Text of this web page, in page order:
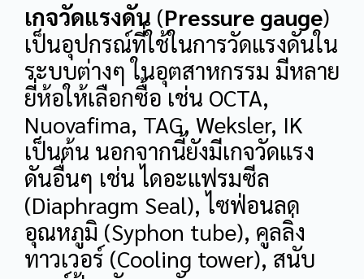
เกจวัดแรงดัน (Pressure gauge)
เป็นอุปกรณ์ที่ใช้ในการวัดแรงดันใน
ระบบต่างๆ ในอุตสาหกรรม มีหลาย
ยี่ห้อให้เลือกซื้อ เช่น OCTA,
Nuovafima, TAG, Weksler, IK
เป็นต้น นอกจากนี้ยังมีเกจวัดแรง
ดันอื่นๆ เช่น ไดอะแฟรมซีล
(Diaphragm Seal), ไซฟ่อนลด
อุณหภูมิ (Syphon tube), คูลลิ่ง
ทาวเวอร์ (Cooling tower), สนับ